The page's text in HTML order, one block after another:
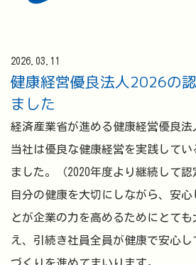
2026.03.11
健康経営優良法人2026の
ました
経済産業省が進める健康経営優良法
当社は優良な健康経営を実践して
ました。（2020年度より継続して
自分の健康を大切にしながら、安
とが企業の力を高めるためにとて
え、引続き社員全員が健康で安心